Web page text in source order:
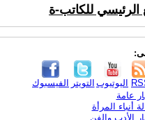
الرئيسي للكاتب-ة
الفيسبوك التويتر اليوتيوب
عامة
أنباء المرأة
الأدب والفن